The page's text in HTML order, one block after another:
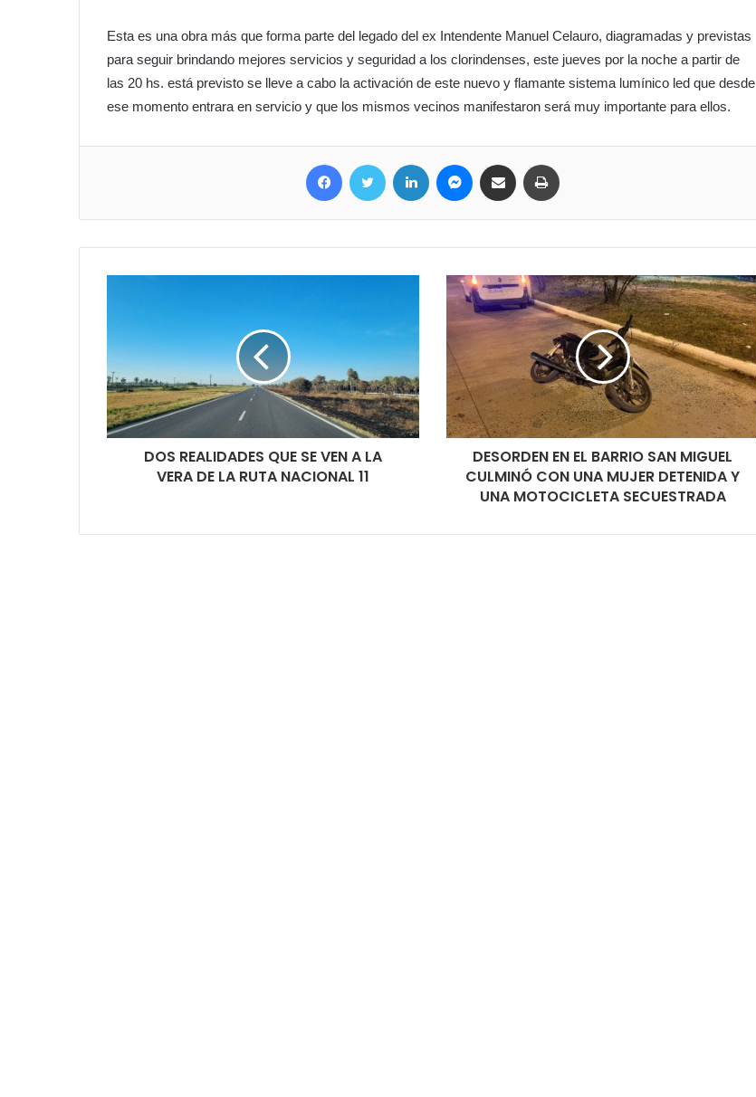
Esta es una obra más que forma parte del legado del ex Intendente Manuel Celauro, diagramadas y previstas
para seguir brindando mejores servicios y seguridad a los clorindenses, este jueves por la noche a partir de
las 20 hs. está previsto se lleve a cabo la activación de este nuevo y flamante sistema lumínico led que desde
ese momento entrara en servicio y que los mismos vecinos manifestaron será muy importante para ellos.
DOS REALIDADES QUE SE VEN A LA
VERA DE LA RUTA NACIONAL 11
DESORDEN EN EL BARRIO SAN MIGUEL
CULMINÓ CON UNA MUJER DETENIDA Y
UNA MOTOCICLETA SECUESTRADA